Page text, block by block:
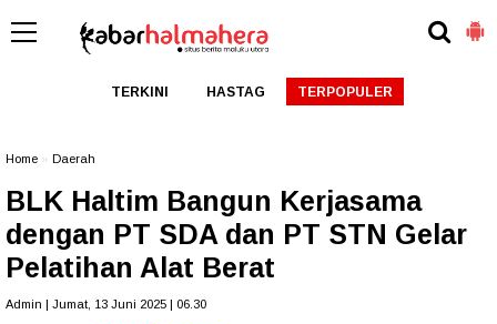
TERKINI HASTAG TERPOPULER
Home Daerah
BLK Haltim Bangun Kerjasama
dengan PT SDA dan PT STN Gelar
Pelatihan Alat Berat
Admin | Jumat, 13 Juni 2025 | 06.30